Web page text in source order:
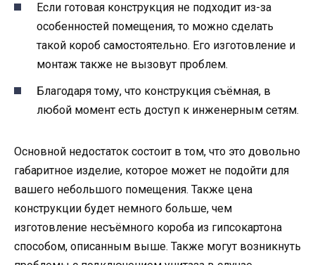
Если готовая конструкция не подходит из-за
особенностей помещения, то можно сделать
такой короб самостоятельно. Его изготовление и
монтаж также не вызовут проблем.
Благодаря тому, что конструкция съёмная, в
любой момент есть доступ к инженерным сетям.
Основной недостаток состоит в том, что это довольно
габаритное изделие, которое может не подойти для
вашего небольшого помещения. Также цена
конструкции будет немного больше, чем
изготовление несъёмного короба из гипсокартона
способом, описанным выше. Также могут возникнуть